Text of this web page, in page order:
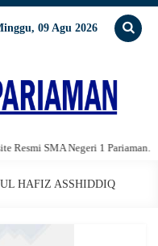
09 Agu 2026
SMA Negeri 1 Pariaman.
HAFIZ ASSHIDDIQ